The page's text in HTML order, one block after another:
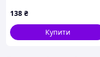
L= 120mm (00000049044)
138 ₴
Купити